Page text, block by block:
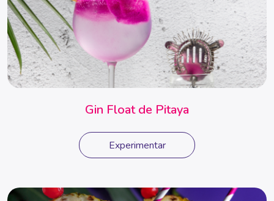
Gin Float de Pitaya
Experimentar